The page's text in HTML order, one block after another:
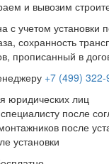
и вывозим
с учетом
сохранность
прописанный в
+7 (499)
юридических лиц
после
после
установки